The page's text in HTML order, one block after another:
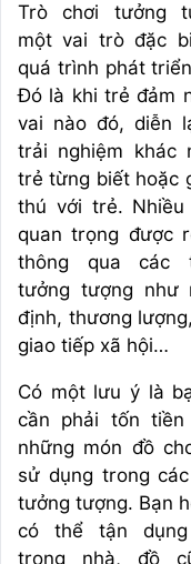
Trò chơi tưởng
một vai trò đặc
quá trình phát
Đó là khi trẻ đảm
vai nào đó, diễn
trải nghiệm khác
trẻ từng biết hoặc
thú với trẻ. Nhiều
quan trọng được
thông qua các
tưởng tượng như
định, thương
giao tiếp xã hội…
Có một lưu ý là
cần phải tốn tiền
những món đồ
sử dụng trong
tưởng tượng. Bạn
có thể tận
trong nhà, đồ